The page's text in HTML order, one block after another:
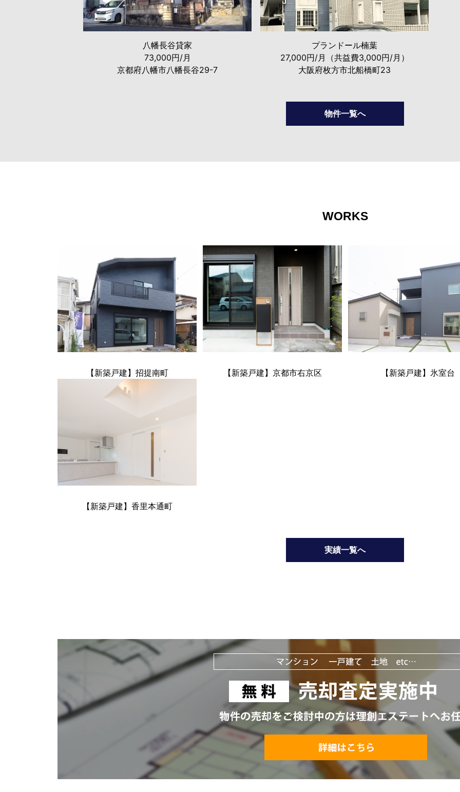
八幡長谷貸家
73,000円/月
京都府八幡市八幡長谷29-7
プランドール楠葉
27,000円/月（共益費3,000円/月）
大阪府枚方市北船橋町23
物件一覧へ
WORKS
【新築戸建】招提南町 【新築戸建】京都市右京区 【新築戸建】氷室台
【新築戸建】香里本通町
実績一覧へ